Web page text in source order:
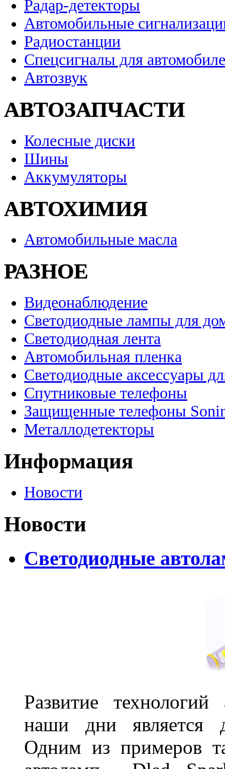
Радар-детекторы
Автомобильные
Радиостанции
Спецсигналы для
Автозвук
АВТОЗАПЧАСТИ
Колесные диски
Шины
Аккумуляторы
АВТОХИМИЯ
Автомобильные масла
РАЗНОЕ
Видеонаблюдение
Светодиодные лампы для
Светодиодная лента
Автомобильная пленка
Светодиодные аксессуары
Спутниковые телефоны
Защищенные телефоны
Металлодетекторы
Информация
Новости
Новости
Светодиодные
Развитие
наши дни является
Одним из примеров